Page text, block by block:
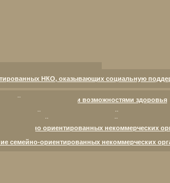
возможностями здоровья.
НКО, оказывающих социальную
с ограниченными возможностями здоровья
семей, воспитывающих детей с нарушениями
площадки для семей, находящихся
социально ориентированных некоммерческих
семейно-ориентированных некоммерческих